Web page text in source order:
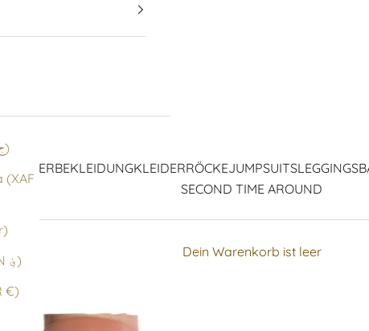
OBERBEKLEIDUNGKLEIDERRÖCKEJUMPSUITSLEGGINGS
SECOND TIME AROUND
Ägypten (EGP ج.م)
(XAF
Br)
Afghanistan (AFN ؋)
Ålandinseln (EUR €)
Dein Warenkorb ist leer